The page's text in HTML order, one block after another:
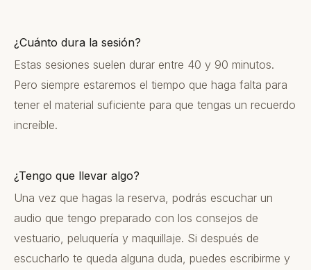
¿Cuánto dura la sesión?
Estas sesiones suelen durar entre 40 y 90 minutos.
Pero siempre estaremos el tiempo que haga falta para
tener el material suficiente para que tengas un recuerdo
increíble.
¿Tengo que llevar algo?
Una vez que hagas la reserva, podrás escuchar un
audio que tengo preparado con los consejos de
vestuario, peluquería y maquillaje. Si después de
escucharlo te queda alguna duda, puedes escribirme y